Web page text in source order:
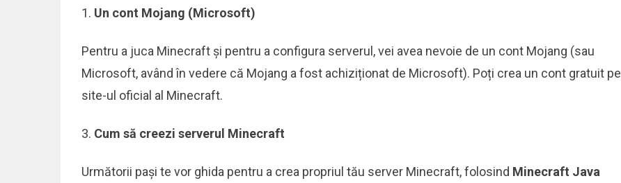
Un cont Mojang (Microsoft)
Pentru a juca Minecraft și pentru a configura serverul, vei avea nevoie de un cont Mojang (sau
Microsoft, având în vedere că Mojang a fost achiziționat de Microsoft). Poți crea un cont gratuit pe
site-ul oficial al Minecraft.
Cum să creezi serverul Minecraft
Următorii pași te vor ghida pentru a crea propriul tău server Minecraft, folosind Minecraft Java